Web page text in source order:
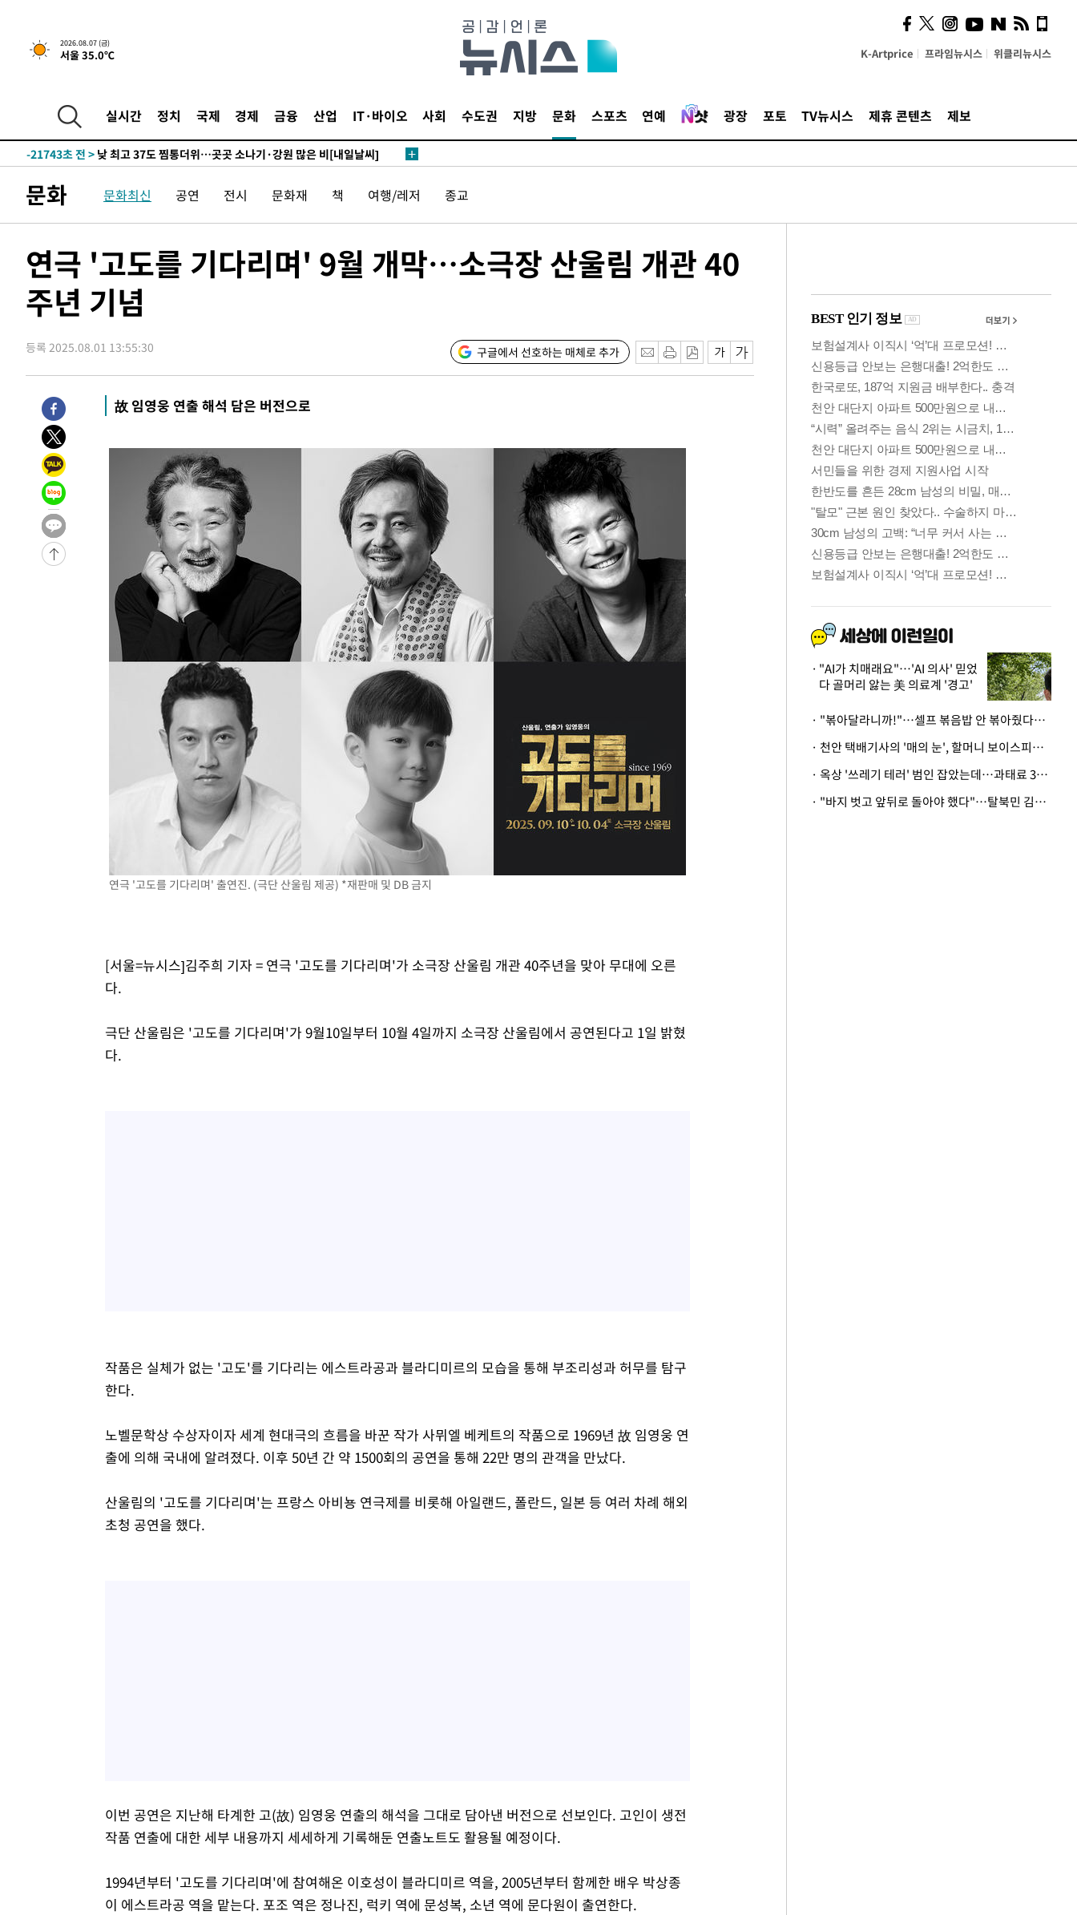
2026.08.07 (금)
서울 35.0℃ K-Artprice 프라임뉴시스 위클리뉴시스
실시간 정치 국제 경제 금융 산업 IT·바이오 사회 수도권 지방 문화 스포츠 연예 광장 포토 TV뉴시스 제휴 콘텐츠 제보
-32277초 전 >이란, "오만과 '중앙 단일 루트' 합의…북쪽 인바운드·남쪽 아웃바
운드는 임시"
-23845초 전 >"낮 기온 소폭 하락"…수도권 폭염중대경보, 폭염경보로 하향
-23772초 전 >
[단독]중수청 지원 검사들, 정원 초과 시 낮은 계급 임용…희망지 못
-21743초 전 >
-20049초 전 > SK하이닉스, 용인·청주 팹에 54조 투자…"AI 메모리 수요 선제 대
-16158초 전 >
외국인 심판 성 접대 7경기 들여다보니…한국 축구 '5승 2무'
-15892초 전 >[속보]코스닥, 2.86포인트(0.36%) 내린 798.81마감
-15825초 전 >[속보]원·달러 환율, 7.7원 내린 1416.1원 마감
-15714초 전 >[속보] 노원서 40.1도 관측…서울, 2018년 이후 첫 40도
-12804초 전 >[속보]종합특검, '계엄 수용공간 확보' 신용해 前교정본부장 기소
-11648초 전 >11시간 압수수색에 성접대 파문까지…'쑥대밭' 된 축구협회
-10670초 전 >[속보]규제합리화위원회 부위원장에 김태유 서울대 공대 교수…이
병태 후임
-7028초 전 >
[속보]국힘 윤리위, '돌려차기 발언' 진종오·서범수 징계 절차 개시
-2353초 전 >
8분 전 >[속보]'채상병 순직 책임' 임성근, 항소심도 징역 3년
10분 전 >
[속보]종합특검, '관저이전 봐주기 감사' 유병호 구속기소
-32277초 전 >
이란, "오만과 '중앙 단일 루트' 합의…북쪽 인바운드·남쪽 아웃바
운드는 임시"
-23845초 전 >
"낮 기온 소폭 하락"…수도권 폭염중대경보, 폭염경보로 하향
-23809초 전 >
[속보]이 대통령, '호우피해' 안동·의성 관할 4개 면 특별재난지역
선포
-23772초 전 >
[단독]중수청 지원 검사들, 정원 초과 시 낮은 계급 임용…희망지 못
낮 최고 37도 찜통더위…곳곳 소나기·강원 많은 비[내일날씨]
SK하이닉스, 용인·청주 팹에 54조 투자…"AI 메모리 수요 선제 대
여자배구 이재영·이다영 자매, 아제르바이잔 투란VC 입단
외국인 심판 성 접대 7경기 들여다보니…한국 축구 '5승 2무'
[속보]코스닥, 2.86포인트(0.36%) 내린 798.81마감
[속보]코스피, 6200선 약보합…0.60% 내린 6258.77에 마쳐
[속보]원·달러 환율, 7.7원 내린 1416.1원 마감
[속보] 노원서 40.1도 관측…서울, 2018년 이후 첫 40도
[속보]종합특검, '계엄 수용공간 확보' 신용해 前교정본부장 기소
외신들도 주목한 韓축구 파문…"국민적 공분에 수사 재개"
11시간 압수수색에 성접대 파문까지…'쑥대밭' 된 축구협회
[속보]규제합리화위원회 부위원장에 김태유 서울대 공대 교수…이
[속보]국힘 윤리위, '돌려차기 발언' 진종오·서범수 징계 절차 개시
[속보] 7월 중국 수출 23.9%↑ 수입 27.5%↑…무역총액 25.3%↑
[속보]'채상병 순직 책임' 임성근, 항소심도 징역 3년
문화 문화최신 공연 전시 문화재 책 여행/레저 종교
연극 '고도를 기다리며' 9월 개막…소극장 산울림 개관 40
주년 기념
등록 2025.08.01 13:55:30 구글에서 선호하는 매체로 추가
故 임영웅 연출 해석 담은 버전으로
연극 '고도를 기다리며' 출연진. (극단 산울림 제공) *재판매 및 DB 금지
[서울=뉴시스]김주희 기자 = 연극 '고도를 기다리며'가 소극장 산울림 개관 40주년을 맞아 무대에 오른
다.
극단 산울림은 '고도를 기다리며'가 9월10일부터 10월 4일까지 소극장 산울림에서 공연된다고 1일 밝혔
다.
작품은 실체가 없는 '고도'를 기다리는 에스트라공과 블라디미르의 모습을 통해 부조리성과 허무를 탐구
한다.
노벨문학상 수상자이자 세계 현대극의 흐름을 바꾼 작가 사뮈엘 베케트의 작품으로 1969년 故 임영웅 연
출에 의해 국내에 알려졌다. 이후 50년 간 약 1500회의 공연을 통해 22만 명의 관객을 만났다.
산울림의 '고도를 기다리며'는 프랑스 아비뇽 연극제를 비롯해 아일랜드, 폴란드, 일본 등 여러 차례 해외
초청 공연을 했다.
이번 공연은 지난해 타계한 고(故) 임영웅 연출의 해석을 그대로 담아낸 버전으로 선보인다. 고인이 생전
작품 연출에 대한 세부 내용까지 세세하게 기록해둔 연출노트도 활용될 예정이다.
1994년부터 '고도를 기다리며'에 참여해온 이호성이 블라디미르 역을, 2005년부터 함께한 배우 박상종
이 에스트라공 역을 맡는다. 포조 역은 정나진, 럭키 역에 문성복, 소년 역에 문다원이 출연한다.
시, 스마트폰 액세서리에
NFC 더했다
"AI가 치매래요"…'AI 의사' 믿었
다 골머리 앓는 美 의료계 '경고'
· "볶아달라니까!"…셀프 볶음밥 안 볶아줬다고 사장 폭행한 손님
· 천안 택배기사의 '매의 눈', 할머니 보이스피싱 피해 막아
· 옥상 '쓰레기 테러' 범인 잡았는데…과태료 3만원 처분에 숙박업주 허탈
· "바지 벗고 앞뒤로 돌아야 했다"…탈북민 김서아, 기쁨조 검사 수치심 회상